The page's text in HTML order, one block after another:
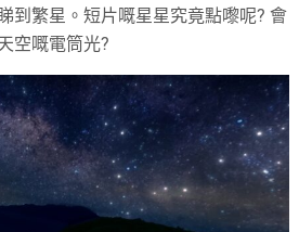
到繁星。短片嘅星星究竟點嚟呢? 會
空嘅電筒光?